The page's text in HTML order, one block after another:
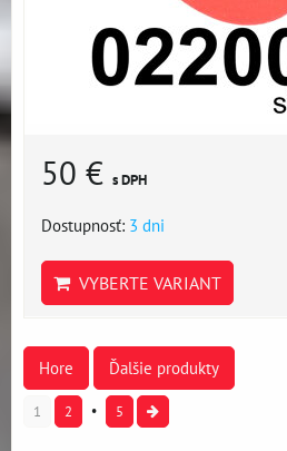
50 € s DPH
Dostupnosť: 3 dni
VYBERTE VARIANT
Hore Ďalšie produkty
1 2 5